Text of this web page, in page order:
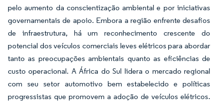
pelo aumento da conscientização ambiental e por iniciativas
governamentais de apoio. Embora a região enfrente desafios
de infraestrutura, há um reconhecimento crescente do
potencial dos veículos comerciais leves elétricos para abordar
tanto as preocupações ambientais quanto as eficiências de
custo operacional. A África do Sul lidera o mercado regional
com seu setor automotivo bem estabelecido e políticas
progressistas que promovem a adoção de veículos elétricos.